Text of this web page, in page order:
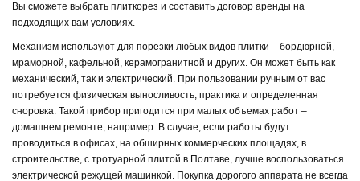
Вы сможете выбрать плиткорез и составить договор аренды на
подходящих вам условиях.
Механизм используют для порезки любых видов плитки – бордюрной,
мраморной, кафельной, керамогранитной и других. Он может быть как
механический, так и электрический. При пользовании ручным от вас
потребуется физическая выносливость, практика и определенная
сноровка. Такой прибор пригодится при малых объемах работ –
домашнем ремонте, например. В случае, если работы будут
проводиться в офисах, на обширных коммерческих площадях, в
строительстве, с тротуарной плитой в Полтаве, лучше воспользоваться
электрической режущей машинкой. Покупка дорогого аппарата не всегда